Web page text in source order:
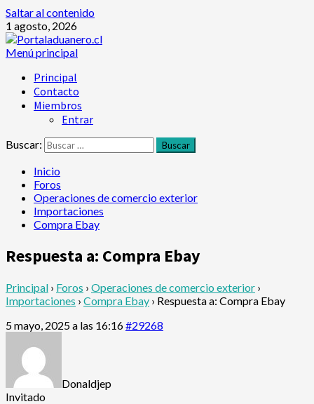
Saltar al contenido
1 agosto, 2026
Menú principal
Principal
Contacto
Miembros
Entrar
Buscar:
Inicio
Foros
Operaciones de comercio exterior
Importaciones
Compra Ebay
Respuesta a: Compra Ebay
Principal › Foros › Operaciones de comercio exterior ›
Importaciones › Compra Ebay › Respuesta a: Compra Ebay
5 mayo, 2025 a las 16:16#29268
Donaldjep
Invitado